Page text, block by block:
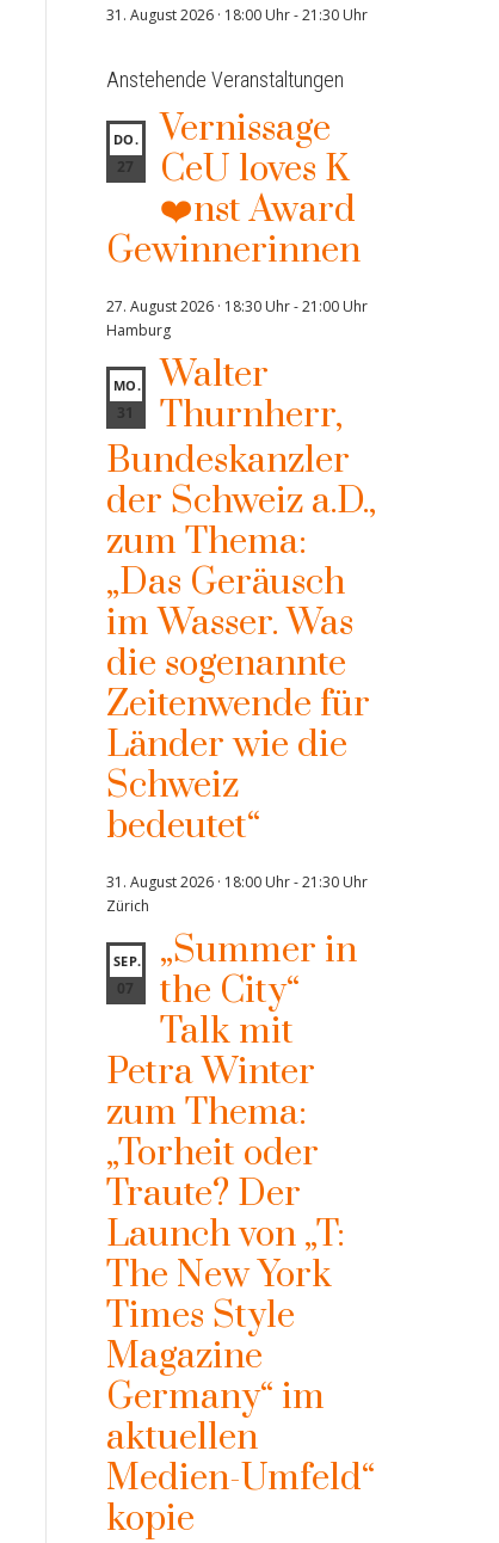
31. August 2026 · 18:00 Uhr-21:30 Uhr
Anstehende Veranstaltungen
DO.
27
Vernissage
CeU loves K
❤️nst Award
Gewinnerinnen
27. August 2026 · 18:30 Uhr-21:00 Uhr
Hamburg
MO.
31
Walter
Thurnherr,
Bundeskanzler
der Schweiz a.D.,
zum Thema:
„Das Geräusch
im Wasser. Was
die sogenannte
Zeitenwende für
Länder wie die
Schweiz
bedeutet“
31. August 2026 · 18:00 Uhr-21:30 Uhr
Zürich
SEP.
07
„Summer in
the City“
Talk mit
Petra Winter
zum Thema:
„Torheit oder
Traute? Der
Launch von „T:
The New York
Times Style
Magazine
Germany“ im
aktuellen
Medien-Umfeld“
kopie